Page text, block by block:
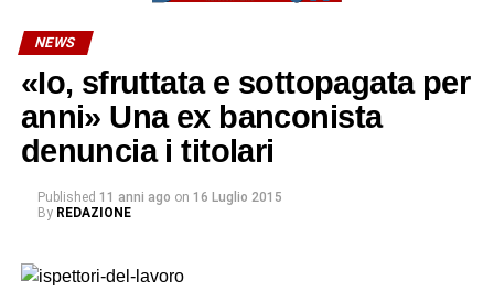
NEWS
«Io, sfruttata e sottopagata per
anni» Una ex banconista
denuncia i titolari
Published 11 anni ago on 16 Luglio 2015
By REDAZIONE